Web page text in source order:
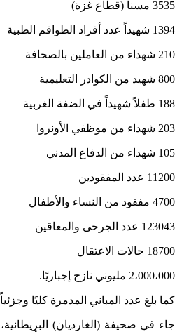
3535 مسناً (قطاع غزة)
1394 شهيداً عدد أفراد الطواقم الطبية
210 شهداء من العاملين بالصحافة
800 شهيد من الكوادر التعليمية
188 طفلاً شهيداً في الضفة الغربية
203 شهداء من موظفي الأونروا
105 شهداء من الدفاع المدني
11200 عدد المفقودين
4700 مفقود من النساء والأطفال
123043 عدد الجرحى والمعاقين
18700 حالات الاعتقال
2،000،000 مليوني نازح إجباريًا.
كما بلغ عدد المباني المدمرة كليًا وجزئياً 173،311 مبنى.